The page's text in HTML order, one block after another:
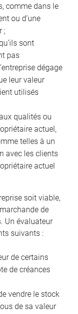
comme dans le
ou d’une
;
sont
pas
dégage
leur valeur
utilisés
qualités ou
actuel,
telles à un
avec les clients
actuel
soit viable,
de
Un évaluateur
suivants :
de certains
de créances
vendre le stock
de sa valeur